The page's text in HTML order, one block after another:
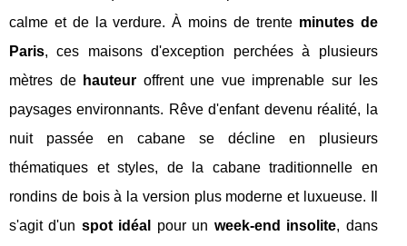
calme et de la verdure. À moins de trente minutes de
Paris, ces maisons d'exception perchées à plusieurs
mètres de hauteur offrent une vue imprenable sur les
paysages environnants. Rêve d'enfant devenu réalité, la
nuit passée en cabane se décline en plusieurs
thématiques et styles, de la cabane traditionnelle en
rondins de bois à la version plus moderne et luxueuse. Il
s'agit d'un spot idéal pour un week-end insolite, dans